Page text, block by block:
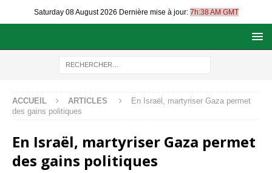
Saturday 08 August 2026 Dernière mise à jour: 7h:38 AM GMT
ACCUEIL ARTICLES
En Israël, martyriser Gaza permet
des gains politiques
En Israël, martyriser Gaza permet
des gains politiques